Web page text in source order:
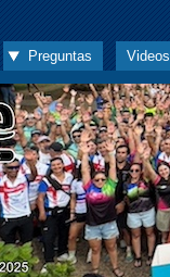
Preguntas Videos